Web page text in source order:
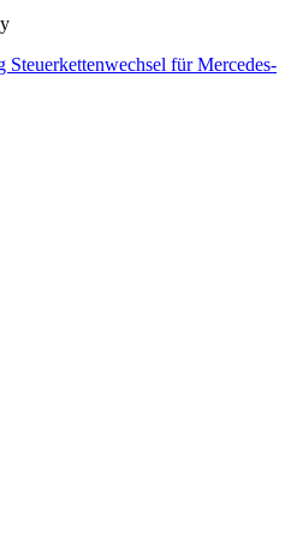
für Mercedes-